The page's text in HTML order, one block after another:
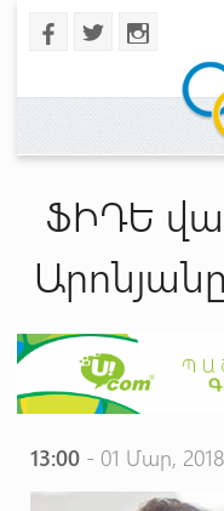
b a x
ՖԻԴԵ
13:00- 01 Մար, 2018